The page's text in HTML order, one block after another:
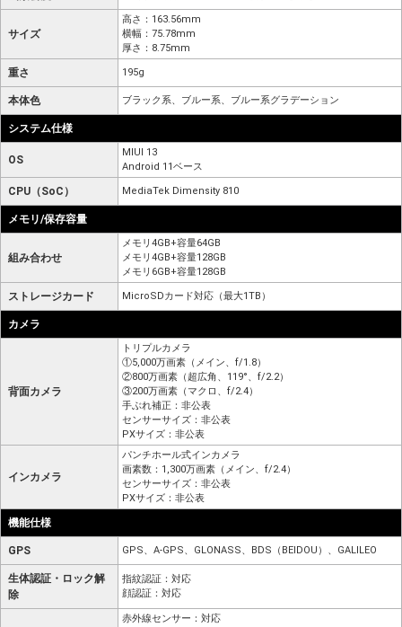
サイズ
高さ：163.56mm
横幅：75.78mm
厚さ：8.75mm
重さ 195g
本体色 ブラック系、ブルー系、ブルー系グラデーション
システム仕様
OS
MIUI 13
Android 11ベース
CPU（SoC） MediaTek Dimensity 810
メモリ/保存容量
組み合わせ
メモリ4GB+容量64GB
メモリ4GB+容量128GB
メモリ6GB+容量128GB
ストレージカード MicroSDカード対応（最大1TB）
カメラ
背面カメラ
トリプルカメラ
①5,000万画素（メイン、f/1.8）
②800万画素（超広角、119°、f/2.2）
③200万画素（マクロ、f/2.4）
手ぶれ補正：非公表
センサーサイズ：非公表
PXサイズ：非公表
インカメラ
パンチホール式インカメラ
画素数：1,300万画素（メイン、f/2.4）
センサーサイズ：非公表
PXサイズ：非公表
機能仕様
GPS GPS、A-GPS、GLONASS、BDS（BEIDOU）、GALILEO
生体認証・ロック解
除
指紋認証：対応
顔認証：対応
赤外線センサー：対応